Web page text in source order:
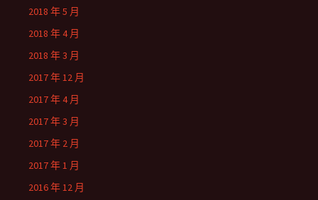
2018 年 5 月
2018 年 4 月
2018 年 3 月
2017 年 12 月
2017 年 4 月
2017 年 3 月
2017 年 2 月
2017 年 1 月
2016 年 12 月